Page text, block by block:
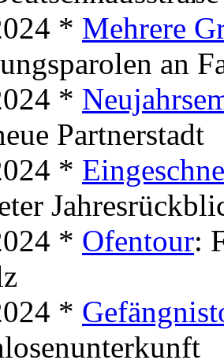
* Mehrere
an
*
Partnerstadt
*
* Ofentour:
*